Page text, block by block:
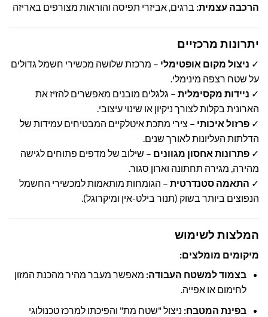
הרכבה עצמית: ברגים, אביזרי תפיסה והוראות מצורפים באריזה
יתרונות מרכזיים
✓ ניצול מקום אופטימלי – מרכזת שלושה מכשירי חשמל גדולים
על שטח רצפה מינימלי.
✓ ניידות מקסימלית – גלגלים מובנים מאפשרים להזיז את
הארונית בקלות לצורך ניקיון או שינוי עיצובי.
✓ פרזול איכותי – צירי מתכת איטלקיים המבטיחים עמידות של
הדלתות העליונות לאורך שנים.
✓ פתרונות אחסון מגוונים – שילוב של מדפים פתוחים לגישה
מהירה, מגירה תחתונה וארון סגור.
✓ התאמה סטנדרטית – הגומחות מותאמות למכשירי החשמל
הנפוצים ביותר בשוק (תנור בילט-אין ומיקרוגל).
המלצות לשימוש
מיקומים מומלצים:
בצמוד למשטח העבודה: מאפשר מעבר מהיר מהכנת המזון
לחימום או אפייה.
בפינת המטבח: ניצול "שטח מת" והפיכתו למרכז טכנולוגי